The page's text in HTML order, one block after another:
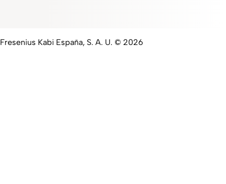
Fresenius Kabi España, S. A. U. © 2026